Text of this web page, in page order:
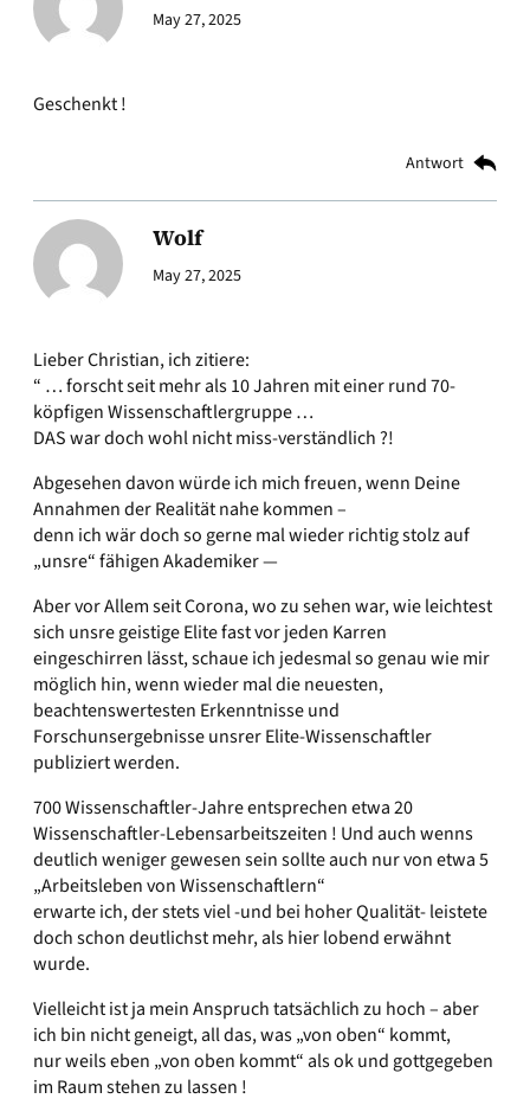
May 27, 2025
Geschenkt !
Antwort
Wolf
May 27, 2025
Lieber Christian, ich zitiere:
“ … forscht seit mehr als 10 Jahren mit einer rund 70-
köpfigen Wissenschaftlergruppe …
DAS war doch wohl nicht miss-verständlich ?!
Abgesehen davon würde ich mich freuen, wenn Deine
Annahmen der Realität nahe kommen –
denn ich wär doch so gerne mal wieder richtig stolz auf
„unsre“ fähigen Akademiker —
Aber vor Allem seit Corona, wo zu sehen war, wie leichtest
sich unsre geistige Elite fast vor jeden Karren
eingeschirren lässt, schaue ich jedesmal so genau wie mir
möglich hin, wenn wieder mal die neuesten,
beachtenswertesten Erkenntnisse und
Forschunsergebnisse unsrer Elite-Wissenschaftler
publiziert werden.
700 Wissenschaftler-Jahre entsprechen etwa 20
Wissenschaftler-Lebensarbeitszeiten ! Und auch wenns
deutlich weniger gewesen sein sollte auch nur von etwa 5
„Arbeitsleben von Wissenschaftlern“
erwarte ich, der stets viel -und bei hoher Qualität- leistete
doch schon deutlichst mehr, als hier lobend erwähnt
wurde.
Vielleicht ist ja mein Anspruch tatsächlich zu hoch – aber
ich bin nicht geneigt, all das, was „von oben“ kommt,
nur weils eben „von oben kommt“ als ok und gottgegeben
im Raum stehen zu lassen !